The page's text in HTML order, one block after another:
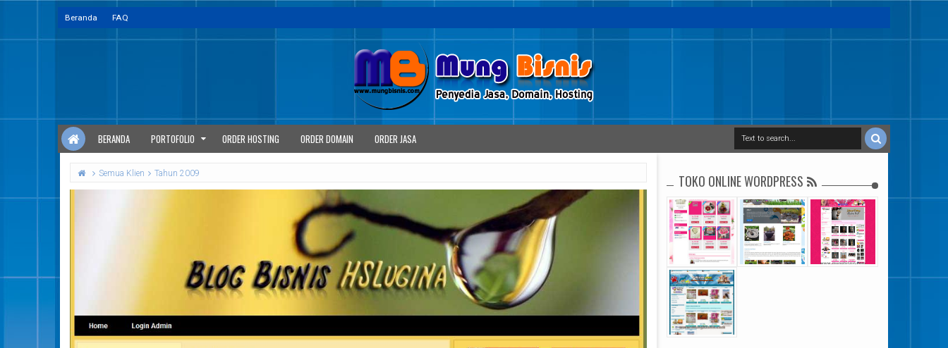
Beranda FAQ
BERANDA PORTOFOLIO ORDER HOSTING ORDER DOMAIN ORDER JASA
Semua Klien Tahun 2009 TOKO ONLINE WORDPRESS